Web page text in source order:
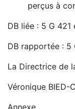
perçus à
DB liée : 5 G 421
DB rapportée : 5
La Directrice de
Véronique BIED-
Annexe